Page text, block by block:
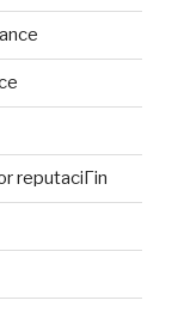
reputaciГіn